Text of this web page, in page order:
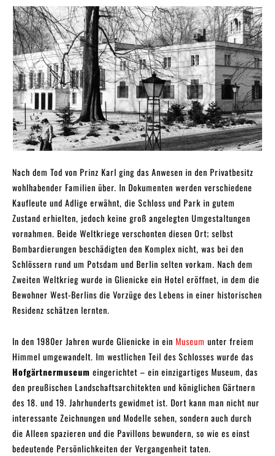
Nach dem Tod von Prinz Karl ging das Anwesen in den Privatbesitz
wohlhabender Familien über. In Dokumenten werden verschiedene
Kaufleute und Adlige erwähnt, die Schloss und Park in gutem
Zustand erhielten, jedoch keine groß angelegten Umgestaltungen
vornahmen. Beide Weltkriege verschonten diesen Ort; selbst
Bombardierungen beschädigten den Komplex nicht, was bei den
Schlössern rund um Potsdam und Berlin selten vorkam. Nach dem
Zweiten Weltkrieg wurde in Glienicke ein Hotel eröffnet, in dem die
Bewohner West-Berlins die Vorzüge des Lebens in einer historischen
Residenz schätzen lernten.
In den 1980er Jahren wurde Glienicke in ein Museum unter freiem
Himmel umgewandelt. Im westlichen Teil des Schlosses wurde das
Hofgärtnermuseum eingerichtet – ein einzigartiges Museum, das
den preußischen Landschaftsarchitekten und königlichen Gärtnern
des 18. und 19. Jahrhunderts gewidmet ist. Dort kann man nicht nur
interessante Zeichnungen und Modelle sehen, sondern auch durch
die Alleen spazieren und die Pavillons bewundern, so wie es einst
bedeutende Persönlichkeiten der Vergangenheit taten.